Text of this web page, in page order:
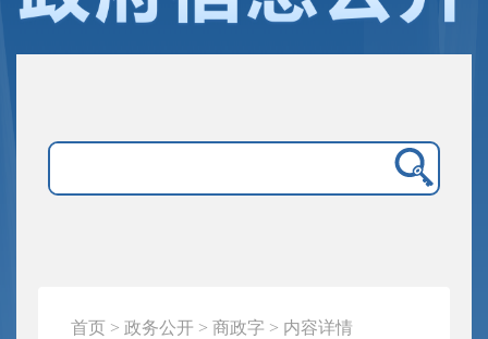
首页 > 政务公开 > 商政字 > 内容详情